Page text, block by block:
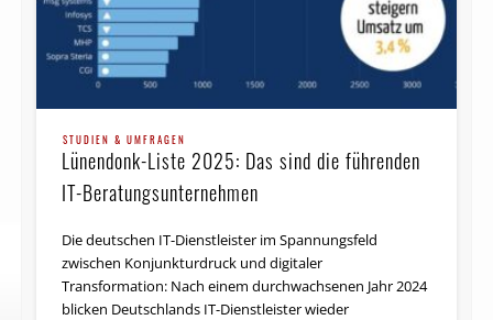
STUDIEN & UMFRAGEN
Lünendonk-Liste 2025: Das sind die führenden
IT-Beratungsunternehmen
Die deutschen IT-Dienstleister im Spannungsfeld
zwischen Konjunkturdruck und digitaler
Transformation: Nach einem durchwachsenen Jahr 2024
blicken Deutschlands IT-Dienstleister wieder